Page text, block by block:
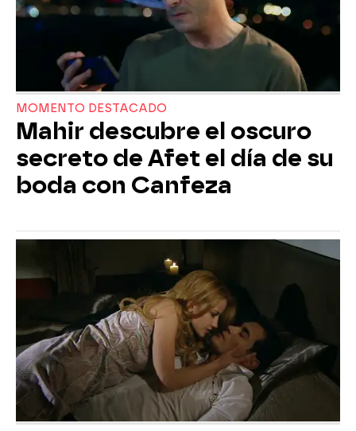
MOMENTO DESTACADO
Mahir descubre el oscuro
secreto de Afet el día de su
boda con Canfeza